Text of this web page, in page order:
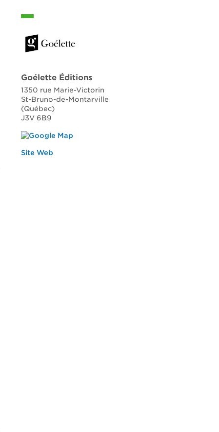
Goélette Éditions
1350 rue Marie-Victorin
St-Bruno-de-Montarville
(Québec)
J3V 6B9
Site Web